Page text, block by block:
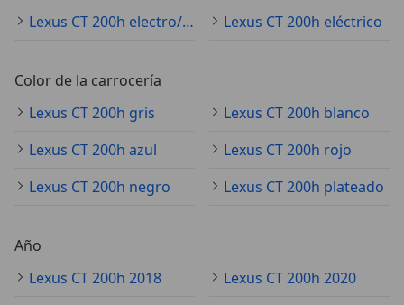
Lexus CT 200h electro/gasolina
Lexus CT 200h eléctrico
Color de la carrocería
Lexus CT 200h gris
Lexus CT 200h blanco
Lexus CT 200h azul
Lexus CT 200h rojo
Lexus CT 200h negro
Lexus CT 200h plateado
Año
Lexus CT 200h 2018
Lexus CT 200h 2020